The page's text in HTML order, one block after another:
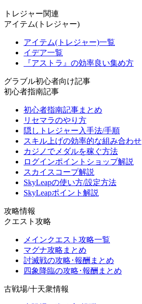
トレジャー関連
アイテム(トレジャー)
アイテム(トレジャー)一覧
イデア一覧
『アストラ』の効率良い集め方
グラブル初心者向け記事
初心者指南記事
初心者指南記事まとめ
リセマラのやり方
隠しトレジャー入手法/手順
スキル上げの効率的な組み合わせ
カジノでメダルを稼ぐ方法
ログインポイントショップ解説
スカイスコープ解説
SkyLeapの使い方/設定方法
SkyLeapポイント解説
攻略情報
クエスト攻略
メインクエスト攻略一覧
マグナ攻略まとめ
討滅戦の攻略･報酬まとめ
四象降臨の攻略･報酬まとめ
古戦場/十天衆情報